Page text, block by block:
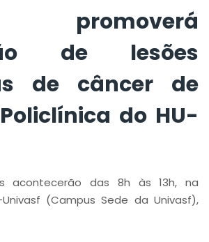
promoverá
de lesões
de câncer de
do HU-
acontecerão das 8h às 13h, na
(Campus Sede da Univasf),